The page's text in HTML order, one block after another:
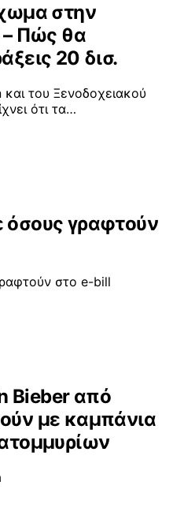
στην
– Πώς θα
20 δισ.
του Ξενοδοχειακού
ότι τα…
γραφτούν
στο e-bill
Bieber από
με καμπάνια